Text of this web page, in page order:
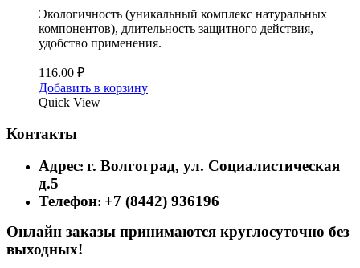
Экологичность (уникальный комплекс натуральных
компонентов), длительность защитного действия,
удобство применения.
116.00 ₽
Добавить в корзину
Quick View
Контакты
Адрес: г. Волгоград, ул. Социалистическая
д.5
Телефон: +7 (8442) 936196
Онлайн заказы принимаются круглосуточно без
выходных!